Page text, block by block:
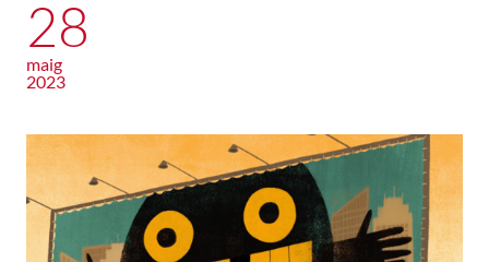
28
maig
2023